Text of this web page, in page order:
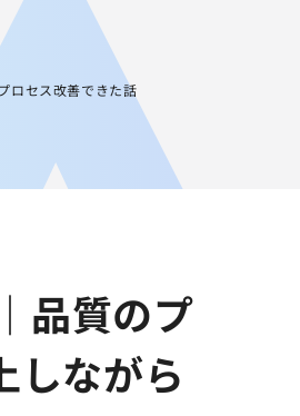
ロセス改善できた話
品質のプ
しながら